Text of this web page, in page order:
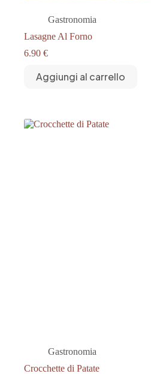
Gastronomia
Lasagne Al Forno
6.90 €
Aggiungi al carrello
Gastronomia
Crocchette di Patate